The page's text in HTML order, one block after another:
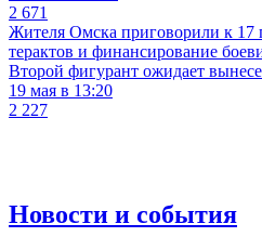
2 671
Жителя Омска приговорили к 17
терактов и финансирование
Второй фигурант ожидает
19 мая в 13:20
2 227
Новости и события